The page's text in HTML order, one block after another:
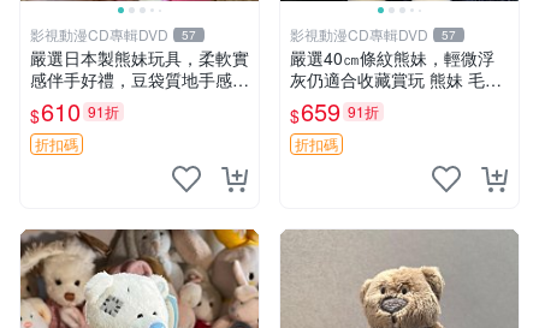
影視動漫CD專輯DVD 57
嚴選日本製熊妹玩具，柔軟實
感伴手好禮，豆袋質地手感
佳，抱枕小熊 recom 推薦 白
色豆袋 玩具
$610 91折
折扣碼
影視動漫CD專輯DVD 57
嚴選40㎝條紋熊妹，輕微浮
灰仍適合收藏賞玩 熊妹 毛絨
玩具 浮雕熊
$659 91折
折扣碼